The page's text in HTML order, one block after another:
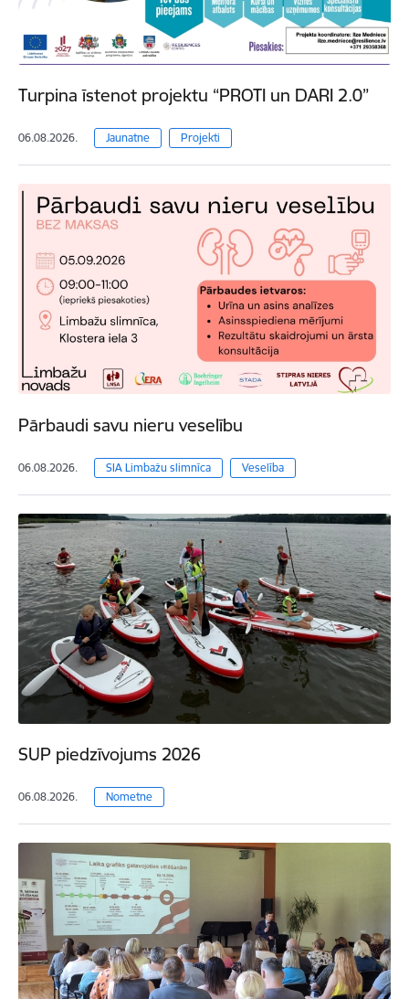
Turpina īstenot projektu “PROTI un DARI 2.0”
06.08.2026. Jaunatne Projekti
Pārbaudi savu nieru veselību
06.08.2026. SIA Limbažu slimnīca Veselība
SUP piedzīvojums 2026
06.08.2026. Nometne